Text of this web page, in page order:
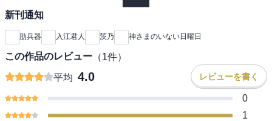
新刊通知
肋兵器 入江君人 茨乃 神さまのいない日曜日
この作品のレビュー （1件）
平均 4.0 レビューを書く
0
1